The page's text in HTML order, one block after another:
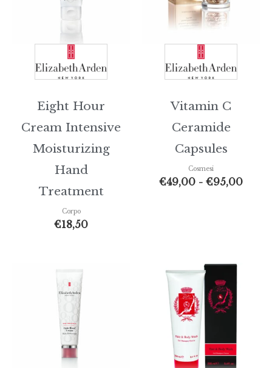
Eight Hour
Cream Intensive
Moisturizing
Hand
Treatment
Corpo
€18,50
Vitamin C
Ceramide
Capsules
Cosmesi
€49,00 - €95,00